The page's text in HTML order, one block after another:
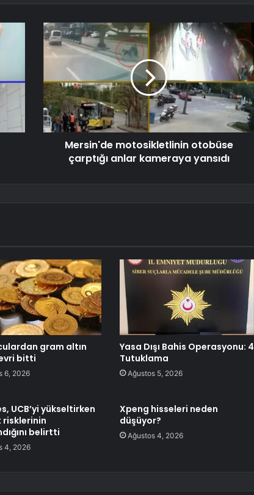
Mersin'de motosikletlinin otobüse
çarptığı anlar kameraya yansıdı
gram altın
bitti
6, 2026
Yasa Dışı Bahis Operasyonu: 4
Tutuklama
Ağustos 5, 2026
UCB’yi yükseltirken
risklerinin
belirtti
4, 2026
Xpeng hisseleri neden
düşüyor?
Ağustos 4, 2026